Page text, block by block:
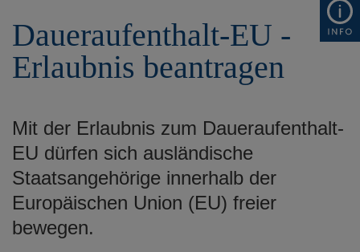
Daueraufenthalt-EU -
Erlaubnis beantragen
Mit der Erlaubnis zum Daueraufenthalt-
EU dürfen sich ausländische
Staatsangehörige innerhalb der
Europäischen Union (EU) freier
bewegen.